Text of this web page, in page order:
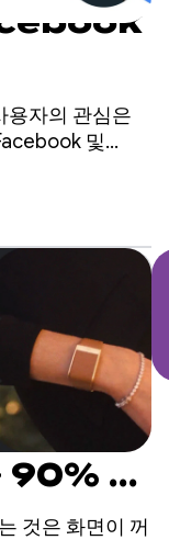
사용
하고 사
용자의 관심은
및
중 하나이며
분
이
것은 화면이 꺼